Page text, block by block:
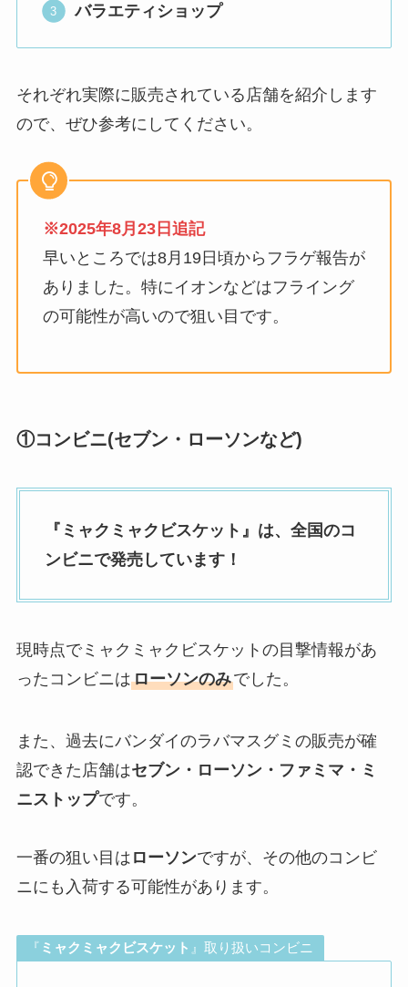
バラエティショップ
それぞれ実際に販売されている店舗を紹介します
ので、ぜひ参考にしてください。
※2025年8月23日追記
早いところでは8月19日頃からフラゲ報告が
ありました。特にイオンなどはフライング
の可能性が高いので狙い目です。
①コンビニ(セブン・ローソンなど)
『ミャクミャクビスケット』は、全国のコ
ンビニで発売しています！
現時点でミャクミャクビスケットの目撃情報があ
ったコンビニはローソンのみでした。
また、過去にバンダイのラバマスグミの販売が確
認できた店舗はセブン・ローソン・ファミマ・ミ
ニストップです。
一番の狙い目は ローソンですが、その他のコンビ
ニにも入荷する可能性があります。
『 ミャクミャクビスケット 』取り扱いコンビニ